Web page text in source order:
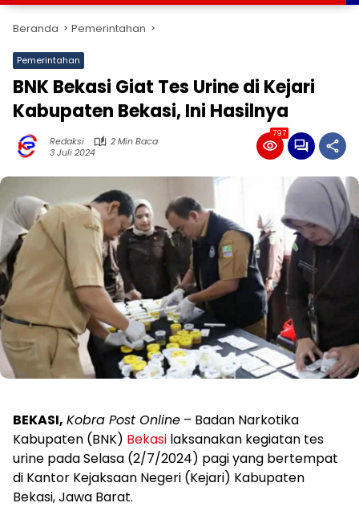
Beranda Pemerintahan
Pemerintahan
BNK Bekasi Giat Tes Urine di Kejari
Kabupaten Bekasi, Ini Hasilnya
Redaksi
2 Min Baca
3 Juli 2024
797
BEKASI, Kobra Post Online – Badan Narkotika
Kabupaten (BNK) Bekasi laksanakan kegiatan tes
urine pada Selasa (2/7/2024) pagi yang bertempat
di Kantor Kejaksaan Negeri (Kejari) Kabupaten
Bekasi, Jawa Barat.